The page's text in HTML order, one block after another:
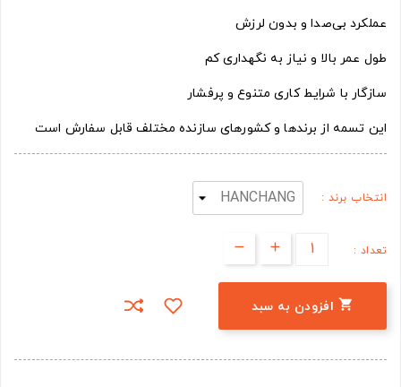
عملکرد بی‌صدا و بدون لرزش
طول عمر بالا و نیاز به نگهداری کم
سازگار با شرایط کاری متنوع و پرفشار
این تسمه از برندها و کشورهای سازنده مختلف قابل سفارش است
انتخاب برند :
تعداد :
 افزودن به سبد